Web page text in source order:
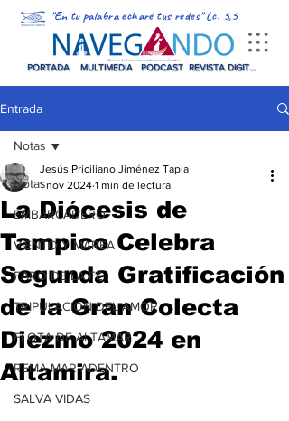
"En tu palabra echaré tus redes" Lc. 5,5
PORTADA MULTIMEDIA PODCAST REVISTA DIGITAL
Entrada
Notas
EMBARCADERO
VIENTO Y MAREA
FARO DE LA FE
TRIPULACIÓN DEL AMOR
FLOTA DE ALTAMAR
REMA MAR ADENTRO
SALVA VIDAS
Notas
La Diócesis de
Tampico Celebra
Segunda Gratificación
de la Gran Colecta
Diezmo 2024 en
Altamira.
Jesús Priciliano Jiménez Tapia
1 nov 2024 1 min de lectura